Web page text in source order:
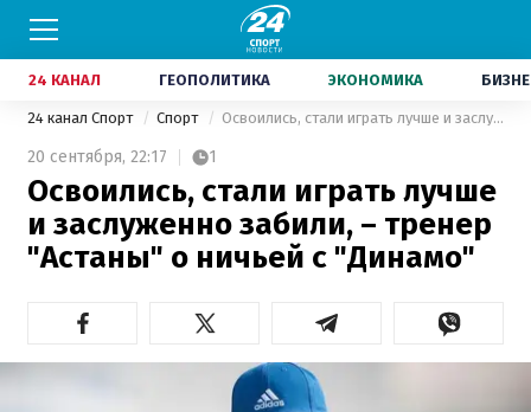
24 КАНАЛ ГЕОПОЛИТИКА ЭКОНОМИКА
24 канал Спорт Спорт Освоились, стали играть лучше и заслуженно забили, – тренер "Астаны" о ничьей с "Динамо"
20 сентября, 22:17 1
Освоились, стали играть лучше
и заслуженно забили, – тренер
"Астаны" о ничьей с "Динамо"